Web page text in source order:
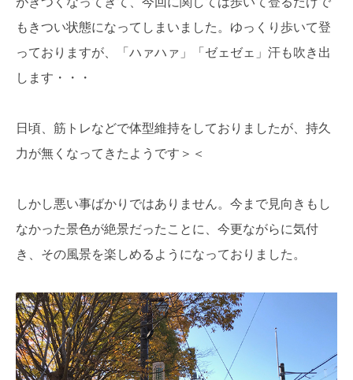
もきつい状態になってしまいました。ゆっくり歩いて登
っておりますが、「ハァハァ」「ゼェゼェ」汗も吹き出
します・・・
日頃、筋トレなどで体型維持をしておりましたが、持久
力が無くなってきたようです＞＜
しかし悪い事ばかりではありません。今まで見向きもし
なかった景色が絶景だったことに、今更ながらに気付
き、その風景を楽しめるようになっておりました。